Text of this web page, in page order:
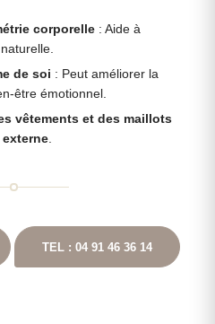
corporelle : Aide à
de soi : Peut améliorer la
être émotionnel.
vêtements et des maillots
.
TEL : 04 91 46 36 14